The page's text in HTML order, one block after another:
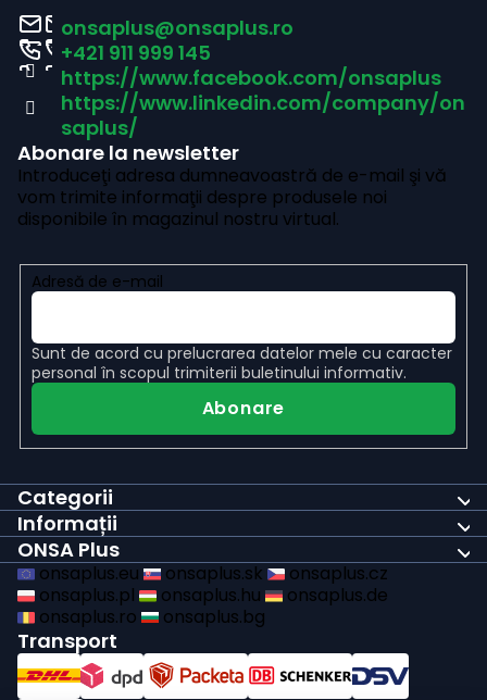
onsaplus@onsaplus.ro
+421 911 999 145
https://www.facebook.com/onsaplus
https://www.linkedin.com/company/on
saplus/
Abonare la newsletter
Introduceţi adresa dumneavoastră de e-mail şi vă
vom trimite informaţii despre produsele noi
disponibile în magazinul nostru virtual.
Adresă de e-mail
Sunt de acord cu prelucrarea datelor mele cu caracter
personal în scopul trimiterii buletinului informativ.
Abonare
Categorii
Informații
ONSA Plus
onsaplus.eu onsaplus.sk
onsaplus.cz
onsaplus.pl
onsaplus.hu
onsaplus.de
onsaplus.ro
onsaplus.bg
Transport